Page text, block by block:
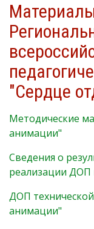
"Сердце
Методические
анимации"
Сведения о
реализации ДОП
ДОП
анимации"